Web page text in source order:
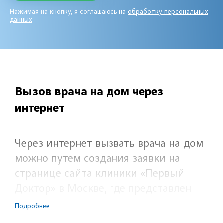
Нажимая на кнопку, я соглашаюсь на обработку персональных
данных
Вызов врача на дом через
интернет
Через интернет вызвать врача на дом
можно путем создания заявки на
странице сайта клиники «Первый
полный перечень осуществляемых на
Подробнее